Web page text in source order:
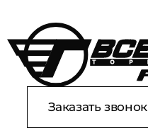
Заказать звонок